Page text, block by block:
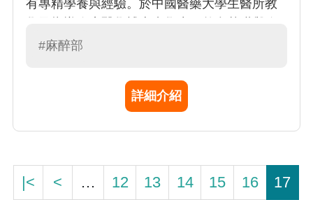
有專精學養與經驗。於中國醫藥大學生醫所教
床轉譯醫學研究，對腎臟及心血管疾病之細胞
#麻醉部
詳細介紹
|< < … 12 13 14 15 16
17